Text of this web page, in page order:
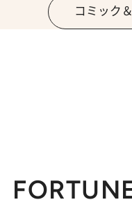
コミック